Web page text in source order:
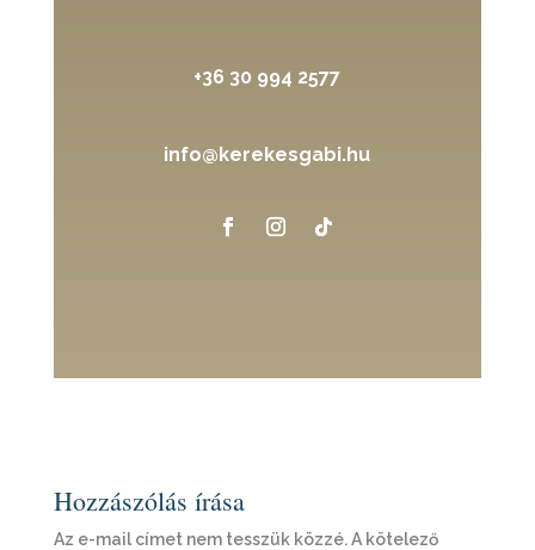
+36 30 994 2577
info@kerekesgabi.hu
Hozzászólás írása
Az e-mail címet nem tesszük közzé. A kötelező